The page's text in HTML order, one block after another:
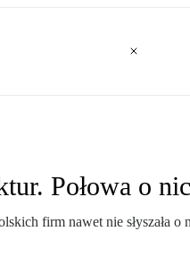
Połowa o
firm nawet nie słyszała